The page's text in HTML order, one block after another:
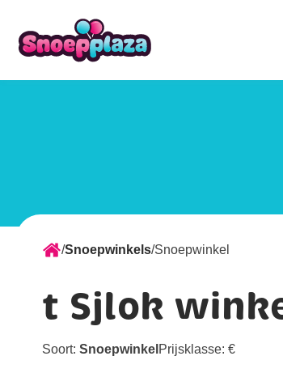
/Snoepwinkels/Snoepwinkel
t Sjlok
Soort: Snoepwinkel Prijsklasse: €